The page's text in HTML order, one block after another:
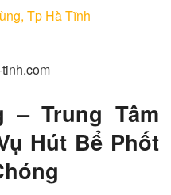
Tp Hà Tĩnh
– Trung Tâm
Hút Bể Phốt